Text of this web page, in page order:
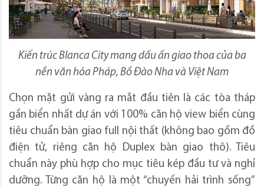
Kiến trúc Blanca City mang dấu ấn giao thoa của ba
nền văn hóa Pháp, Bồ Đào Nha và Việt Nam
Chọn mặt gửi vàng ra mắt đầu tiên là các tòa tháp
gần biển nhất dự án với 100% căn hộ view biển cùng
tiêu chuẩn bàn giao full nội thất (không bao gồm đồ
điện tử, riêng căn hộ Duplex bàn giao thô). Tiêu
chuẩn này phù hợp cho mục tiêu kép đầu tư và nghỉ
dưỡng. Từng căn hộ là một “chuyến hải trình sống”